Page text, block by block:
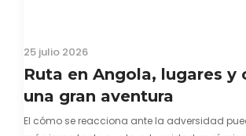
25 julio 2026
Ruta en Angola, lugares y
una gran aventura
El cómo se reacciona ante la adversidad